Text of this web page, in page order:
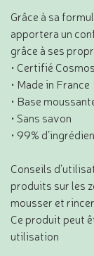
Grâce à sa
apportera un
grâce à ses
• Certifié
• Made in France
• Base
• Sans savon
• 99%
Conseils
produits sur les
mousser et
Ce produit peut
utilisation